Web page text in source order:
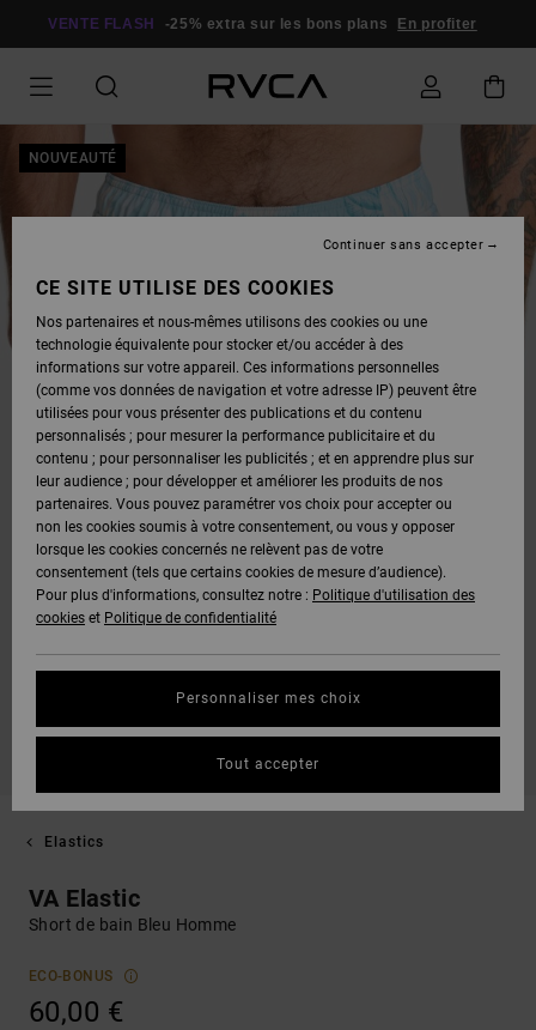
VENTE FLASH -25% extra sur les bons plans En profiter
NOUVEAUTÉ
Elastics
VA Elastic
Short de bain Bleu Homme
ECO-BONUS
60,00 €
CE SITE UTILISE DES COOKIES
Nos partenaires et nous-mêmes utilisons des cookies ou une
technologie équivalente pour stocker et/ou accéder à des
informations sur votre appareil. Ces informations personnelles
(comme vos données de navigation et votre adresse IP) peuvent être
utilisées pour vous présenter des publications et du contenu
personnalisés ; pour mesurer la performance publicitaire et du
contenu ; pour personnaliser les publicités ; et en apprendre plus sur
leur audience ; pour développer et améliorer les produits de nos
partenaires. Vous pouvez paramétrer vos choix pour accepter ou
non les cookies soumis à votre consentement, ou vous y opposer
lorsque les cookies concernés ne relèvent pas de votre
consentement (tels que certains cookies de mesure d’audience).
Pour plus d'informations, consultez notre : Politique d'utilisation des
cookies et Politique de confidentialité
Personnaliser mes choix
Continuer sans accepter
Tout accepter